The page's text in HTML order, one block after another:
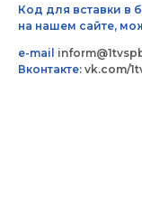
Код для вставки в
на нашем сайте,
e-mail
Вконтакте: vk.com/